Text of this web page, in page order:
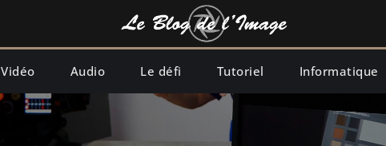
Vidéo Audio Le défi Tutoriel Informatique